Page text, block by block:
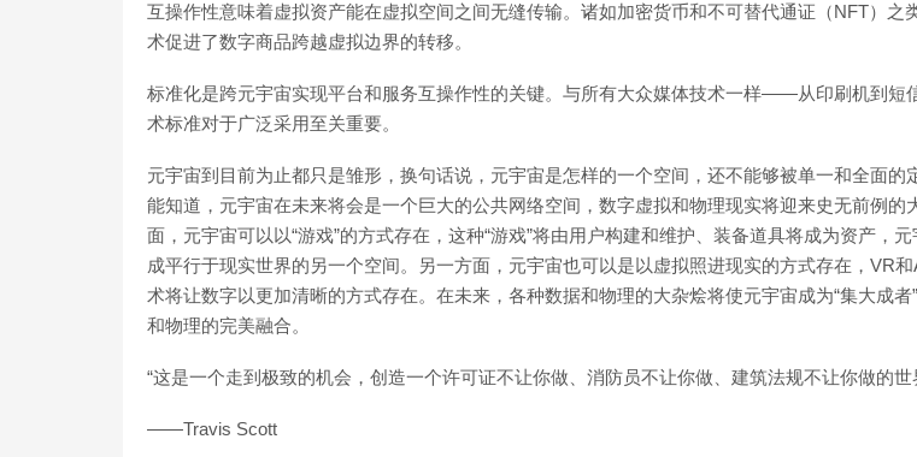
互操作性意味着虚拟资产能在虚拟空间之间无缝传输。诸如加密货币和不可替代通证（NFT）之
术促进了数字商品跨越虚拟边界的转移。
标准化是跨元宇宙实现平台和服务互操作性的关键。与所有大众媒体技术一样——从印刷机到
术标准对于广泛采用至关重要。
元宇宙到目前为止都只是雏形，换句话说，元宇宙是怎样的一个空间，还不能够被单一和全面的
能知道，元宇宙在未来将会是一个巨大的公共网络空间，数字虚拟和物理现实将迎来史无前例的
面，元宇宙可以以“游戏”的方式存在，这种“游戏”将由用户构建和维护、装备道具将成为资产，
成平行于现实世界的另一个空间。另一方面，元宇宙也可以是以虚拟照进现实的方式存在，VR
术将让数字以更加清晰的方式存在。在未来，各种数据和物理的大杂烩将使元宇宙成为“集大成者
和物理的完美融合。
“这是一个走到极致的机会，创造一个许可证不让你做、消防员不让你做、建筑法规不让你做的世
——Travis Scott